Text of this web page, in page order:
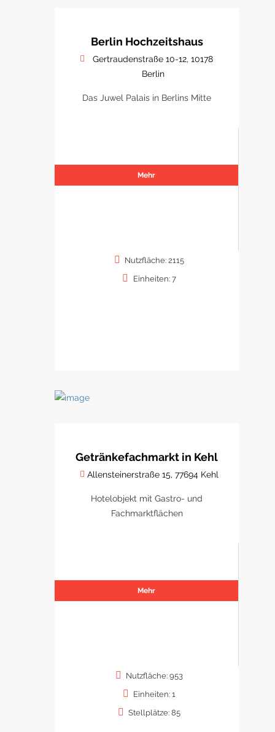
Berlin Hochzeitshaus
Gertraudenstraße 10-12, 10178
Berlin
Das Juwel Palais in Berlins Mitte
Mehr
Nutzfläche: 2115
Einheiten: 7
Getränkefachmarkt in Kehl
Allensteinerstraße 15, 77694 Kehl
Hotelobjekt mit Gastro- und
Fachmarktflächen
Mehr
Nutzfläche: 953
Einheiten: 1
Stellplätze: 85